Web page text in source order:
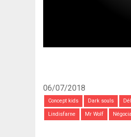
06/07/2018
Concept kids Dark souls
Lindisfarne Mr Wolf